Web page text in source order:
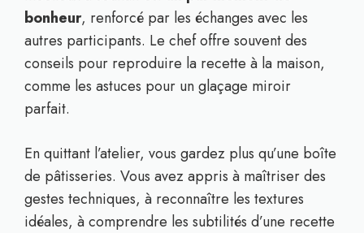
bonheur, renforcé par les échanges avec les
autres participants. Le chef offre souvent des
conseils pour reproduire la recette à la maison,
comme les astuces pour un glaçage miroir
parfait.
En quittant l’atelier, vous gardez plus qu’une boîte
de pâtisseries. Vous avez appris à maîtriser des
gestes techniques, à reconnaître les textures
idéales, à comprendre les subtilités d’une recette